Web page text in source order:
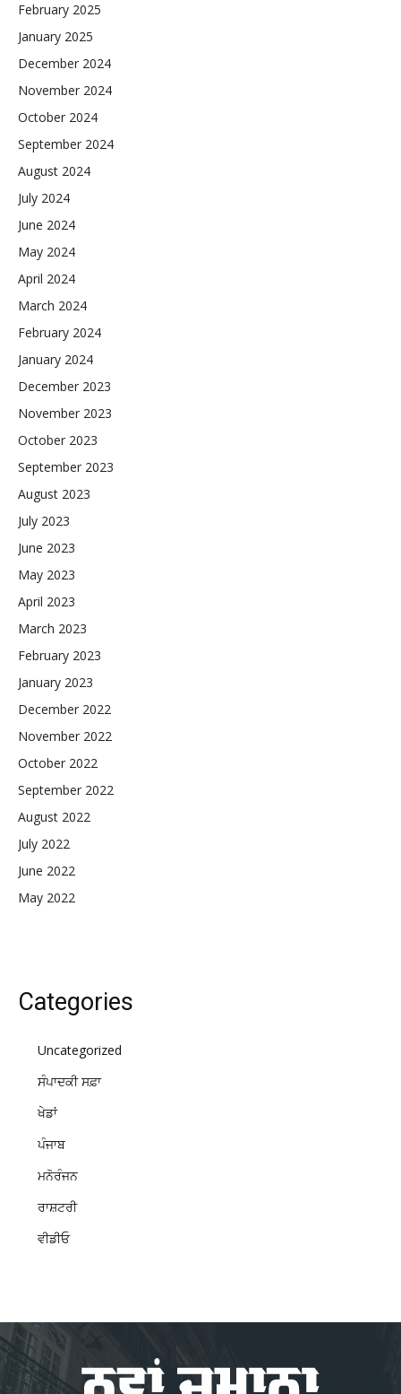
February 2025
January 2025
December 2024
November 2024
October 2024
September 2024
August 2024
July 2024
June 2024
May 2024
April 2024
March 2024
February 2024
January 2024
December 2023
November 2023
October 2023
September 2023
August 2023
July 2023
June 2023
May 2023
April 2023
March 2023
February 2023
January 2023
December 2022
November 2022
October 2022
September 2022
August 2022
July 2022
June 2022
May 2022
Categories
Uncategorized
ਸੰਪਾਦਕੀ ਸਫ਼ਾ
ਖੇਡਾਂ
ਪੰਜਾਬ
ਮਨੋਰੰਜਨ
ਰਾਸ਼ਟਰੀ
ਵੀਡੀਓ